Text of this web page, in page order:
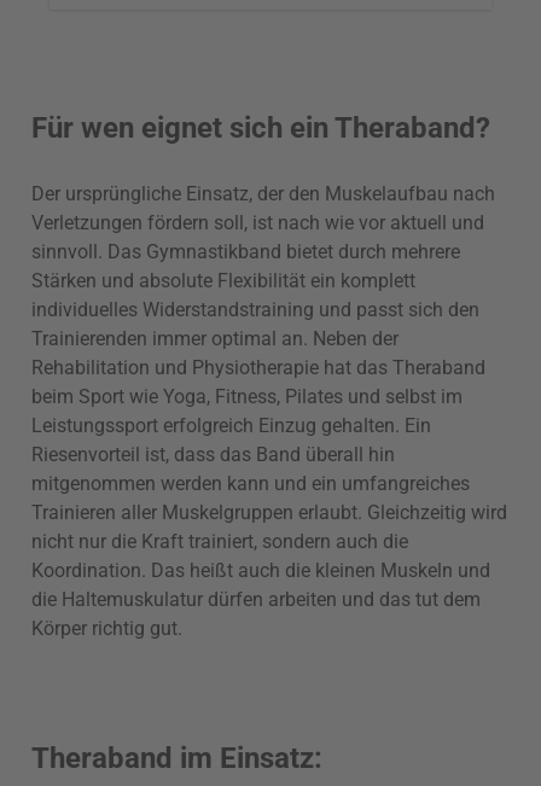
Für wen eignet sich ein Theraband?
Der ursprüngliche Einsatz, der den Muskelaufbau nach
Verletzungen fördern soll, ist nach wie vor aktuell und
sinnvoll. Das Gymnastikband bietet durch mehrere
Stärken und absolute Flexibilität ein komplett
individuelles Widerstandstraining und passt sich den
Trainierenden immer optimal an. Neben der
Rehabilitation und Physiotherapie hat das Theraband
beim Sport wie Yoga, Fitness, Pilates und selbst im
Leistungssport erfolgreich Einzug gehalten. Ein
Riesenvorteil ist, dass das Band überall hin
mitgenommen werden kann und ein umfangreiches
Trainieren aller Muskelgruppen erlaubt. Gleichzeitig wird
nicht nur die Kraft trainiert, sondern auch die
Koordination. Das heißt auch die kleinen Muskeln und
die Haltemuskulatur dürfen arbeiten und das tut dem
Körper richtig gut.
Theraband im Einsatz: